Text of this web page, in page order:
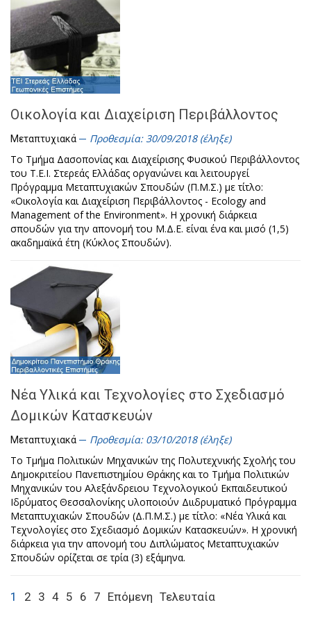
Οικολογία και Διαχείριση Περιβάλλοντος
Μεταπτυχιακά
Προθεσμία: 30/09/2018 (έληξε)
Το Τμήμα Δασοπονίας και Διαχείρισης Φυσικού Περιβάλλοντος
του Τ.Ε.Ι. Στερεάς Ελλάδας οργανώνει και λειτουργεί
Πρόγραμμα Μεταπτυχιακών Σπουδών (Π.Μ.Σ.) με τίτλο:
«Οικολογία και Διαχείριση Περιβάλλοντος - Ecology and
Management of the Environment». Η χρονική διάρκεια
σπουδών για την απονομή του Μ.Δ.Ε. είναι ένα και μισό (1,5)
ακαδημαϊκά έτη (Κύκλος Σπουδών).
Νέα Υλικά και Τεχνολογίες στο Σχεδιασμό
Δομικών Κατασκευών
Μεταπτυχιακά
Προθεσμία: 03/10/2018 (έληξε)
Το Τμήμα Πολιτικών Μηχανικών της Πολυτεχνικής Σχολής του
Δημοκριτείου Πανεπιστημίου Θράκης και το Τμήμα Πολιτικών
Μηχανικών του Αλεξάνδρειου Τεχνολογικού Εκπαιδευτικού
Ιδρύματος Θεσσαλονίκης υλοποιούν Διιδρυματικό Πρόγραμμα
Μεταπτυχιακών Σπουδών (Δ.Π.Μ.Σ.) με τίτλο: «Νέα Υλικά και
Τεχνολογίες στο Σχεδιασμό Δομικών Κατασκευών». Η χρονική
διάρκεια για την απονομή του Διπλώματος Μεταπτυχιακών
Σπουδών ορίζεται σε τρία (3) εξάμηνα.
1 2 3 4 5 6 7 Επόμενη Τελευταία